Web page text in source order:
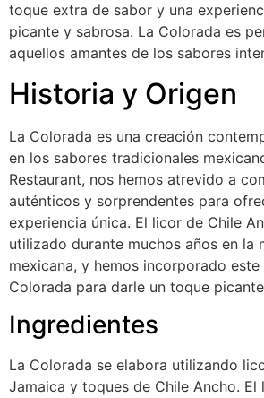
toque extra de sabor y una
picante y sabrosa. La Colorada es
aquellos amantes de los sabores
Historia y Origen
La Colorada es una creación
en los sabores tradicionales
Restaurant, nos hemos atrevido a
auténticos y sorprendentes para
experiencia única. El licor de Chile
utilizado durante muchos años en la
mexicana, y hemos incorporado
Colorada para darle un toque
Ingredientes
La Colorada se elabora utilizando
Jamaica y toques de Chile Ancho. El